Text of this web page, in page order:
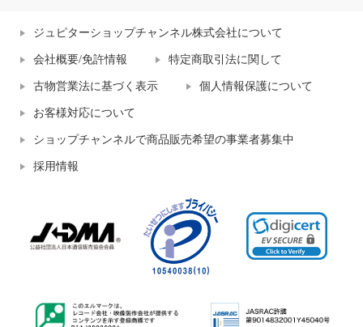
ジュピターショップチャンネル株式会社について
会社概要/免許情報 特定商取引法に関して
古物営業法に基づく表示 個人情報保護について
お客様対応について
ショップチャンネルで商品販売希望の事業者募集中
採用情報